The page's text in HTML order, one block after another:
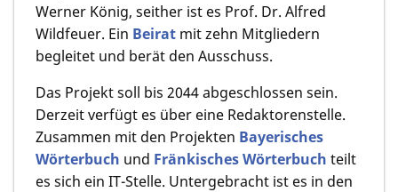
Werner König, seither ist es Prof. Dr. Alfred
Wildfeuer. Ein Beirat mit zehn Mitgliedern
begleitet und berät den Ausschuss.
Das Projekt soll bis 2044 abgeschlossen sein.
Derzeit verfügt es über eine Redaktorenstelle.
Zusammen mit den Projekten Bayerisches
Wörterbuch und Fränkisches Wörterbuch teilt
es sich ein IT-Stelle. Untergebracht ist es in den